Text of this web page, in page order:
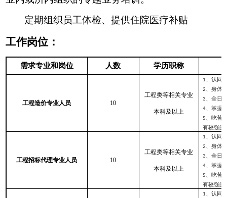
定期组织员工体检、提供住院医疗补贴
工作岗位：
需求专业和岗位 人数 学历职称
工程造价专业人员 10
工程类等相关专业
本科及以上
1 、认同
2 、身体
3 、全日
4、掌握
5
、吃苦
有较强的
工程招标代理专业人员 10
工程类等相关专业
本科及以上
1 、认同
2 、身体
3 、全日
4、掌握
5
、吃苦
有较强的
1 、认同